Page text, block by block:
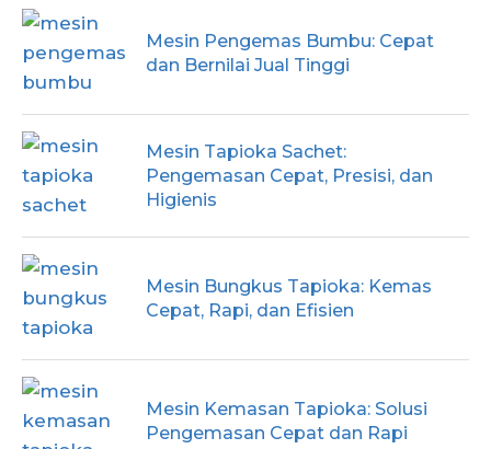
Mesin Pengemas Bumbu: Cepat
dan Bernilai Jual Tinggi
Mesin Tapioka Sachet:
Pengemasan Cepat, Presisi, dan
Higienis
Mesin Bungkus Tapioka: Kemas
Cepat, Rapi, dan Efisien
Mesin Kemasan Tapioka: Solusi
Pengemasan Cepat dan Rapi